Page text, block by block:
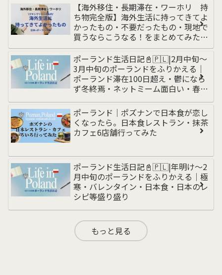
【海外移住・長期滞在・ワーホリ 持
ち物完全版】海外生活に持ってきてよ
かったもの・不要だったもの・現地で
買うならこうなる！をまとめてみた｜
荷物多めの私｜持ち物リスト｜ポーラ
ンド編
ポーランド生活日記📓🇵🇱|2月中旬〜
3月中旬のポーランドをふりかえる｜
ポーランド滞在100日超え・鬱になら
ず冬終焉・ネットミーム面白い・春の
却・為替動き
ポーランド｜ポズナンで日本食が恋し
くなったら。日本食レストラン・抹茶
カフェ6店舗行ってみた
ポーランド生活日記📓🇵🇱|年明け〜2
月中旬のポーランドをふりかえる｜極
寒・バレンタイン・日本食・日本のレ
シピ等盛り盛り
もっと見る